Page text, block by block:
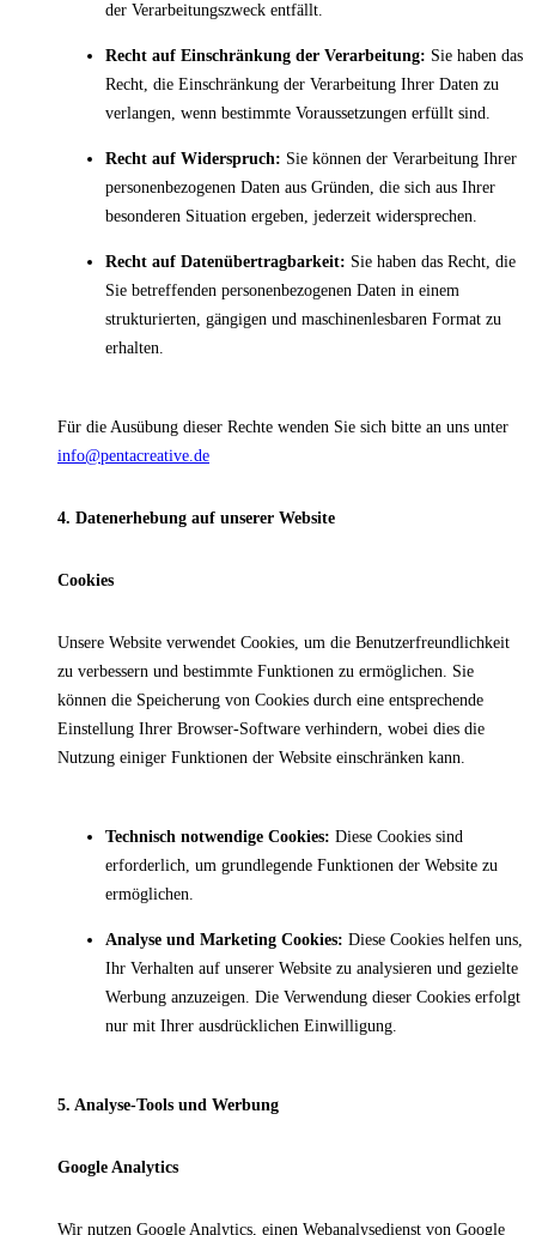
der Verarbeitungszweck entfällt.
Recht auf Einschränkung der Verarbeitung: Sie haben das
Recht, die Einschränkung der Verarbeitung Ihrer Daten zu
verlangen, wenn bestimmte Voraussetzungen erfüllt sind.
Recht auf Widerspruch: Sie können der Verarbeitung Ihrer
personenbezogenen Daten aus Gründen, die sich aus Ihrer
besonderen Situation ergeben, jederzeit widersprechen.
Recht auf Datenübertragbarkeit: Sie haben das Recht, die
Sie betreffenden personenbezogenen Daten in einem
strukturierten, gängigen und maschinenlesbaren Format zu
erhalten.
Für die Ausübung dieser Rechte wenden Sie sich bitte an uns unter
info@pentacreative.de
4. Datenerhebung auf unserer Website
Cookies
Unsere Website verwendet Cookies, um die Benutzerfreundlichkeit
zu verbessern und bestimmte Funktionen zu ermöglichen. Sie
können die Speicherung von Cookies durch eine entsprechende
Einstellung Ihrer Browser-Software verhindern, wobei dies die
Nutzung einiger Funktionen der Website einschränken kann.
Technisch notwendige Cookies: Diese Cookies sind
erforderlich, um grundlegende Funktionen der Website zu
ermöglichen.
Analyse und Marketing Cookies: Diese Cookies helfen uns,
Ihr Verhalten auf unserer Website zu analysieren und gezielte
Werbung anzuzeigen. Die Verwendung dieser Cookies erfolgt
nur mit Ihrer ausdrücklichen Einwilligung.
5. Analyse-Tools und Werbung
Google Analytics
Wir nutzen Google Analytics, einen Webanalysedienst von Google